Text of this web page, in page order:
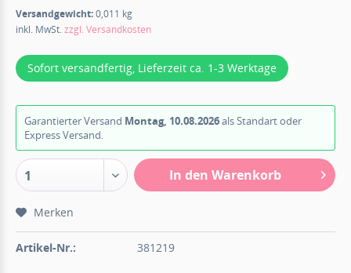
Versandgewicht:0,011 kg
inkl. MwSt.zzgl. Versandkosten
Sofort versandfertig, Lieferzeit ca. 1-3 Werktage
Garantierter Versand Montag, 10.08.2026als Standart oder
Express Versand.
1 In den Warenkorb
Merken
Artikel-Nr.: 381219